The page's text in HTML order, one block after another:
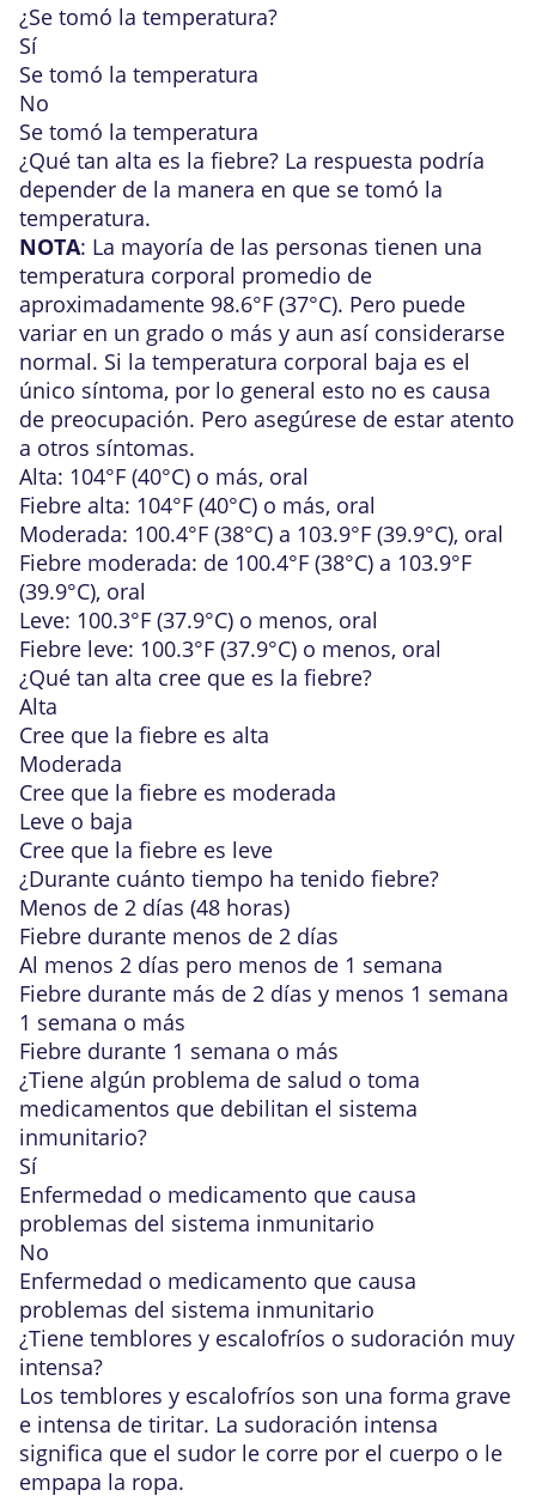
¿Se tomó la temperatura?
Sí
Se tomó la temperatura
No
Se tomó la temperatura
¿Qué tan alta es la fiebre? La respuesta podría
depender de la manera en que se tomó la
temperatura.
NOTA: La mayoría de las personas tienen una
temperatura corporal promedio de
aproximadamente 98.6°F (37°C). Pero puede
variar en un grado o más y aun así considerarse
normal. Si la temperatura corporal baja es el
único síntoma, por lo general esto no es causa
de preocupación. Pero asegúrese de estar atento
a otros síntomas.
Alta: 104°F (40°C) o más, oral
Fiebre alta: 104°F (40°C) o más, oral
Moderada: 100.4°F (38°C) a 103.9°F (39.9°C), oral
Fiebre moderada: de 100.4°F (38°C) a 103.9°F
(39.9°C), oral
Leve: 100.3°F (37.9°C) o menos, oral
Fiebre leve: 100.3°F (37.9°C) o menos, oral
¿Qué tan alta cree que es la fiebre?
Alta
Cree que la fiebre es alta
Moderada
Cree que la fiebre es moderada
Leve o baja
Cree que la fiebre es leve
¿Durante cuánto tiempo ha tenido fiebre?
Menos de 2 días (48 horas)
Fiebre durante menos de 2 días
Al menos 2 días pero menos de 1 semana
Fiebre durante más de 2 días y menos 1 semana
1 semana o más
Fiebre durante 1 semana o más
¿Tiene algún problema de salud o toma
medicamentos que debilitan el sistema
inmunitario?
Sí
Enfermedad o medicamento que causa
problemas del sistema inmunitario
No
Enfermedad o medicamento que causa
problemas del sistema inmunitario
¿Tiene temblores y escalofríos o sudoración muy
intensa?
Los temblores y escalofríos son una forma grave
e intensa de tiritar. La sudoración intensa
significa que el sudor le corre por el cuerpo o le
empapa la ropa.